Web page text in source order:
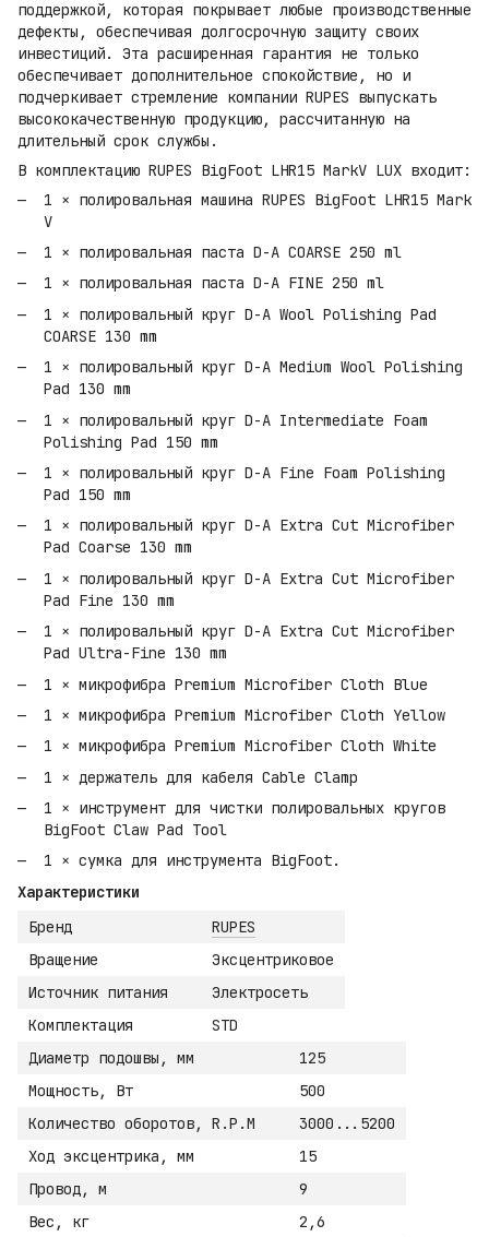
поддержкой, которая покрывает любые производственные
дефекты, обеспечивая долгосрочную защиту своих
инвестиций. Эта расширенная гарантия не только
обеспечивает дополнительное спокойствие, но и
подчеркивает стремление компании RUPES выпускать
высококачественную продукцию, рассчитанную на
длительный срок службы.
В комплектацию RUPES BigFoot LHR15 MarkV LUX входит:
1 × полировальная машина RUPES BigFoot LHR15 Mark
V
1 × полировальная паста D-A COARSE 250 ml
1 × полировальная паста D-A FINE 250 ml
1 × полировальный круг D-A Wool Polishing Pad
COARSE 130 mm
1 × полировальный круг D-A Medium Wool Polishing
Pad 130 mm
1 × полировальный круг D-A Intermediate Foam
Polishing Pad 150 mm
1 × полировальный круг D-A Fine Foam Polishing
Pad 150 mm
1 × полировальный круг D-A Extra Cut Microfiber
Pad Coarse 130 mm
1 × полировальный круг D-A Extra Cut Microfiber
Pad Fine 130 mm
1 × полировальный круг D-A Extra Cut Microfiber
Pad Ultra-Fine 130 mm
1 × микрофибра Premium Microfiber Cloth Blue
1 × микрофибра Premium Microfiber Cloth Yellow
1 × микрофибра Premium Microfiber Cloth White
1 × держатель для кабеля Cable Clamp
1 × инструмент для чистки полировальных кругов
BigFoot Claw Pad Tool
1 × сумка для инструмента BigFoot.
Характеристики
Бренд
RUPES
Вращение
Эксцентриковое
Источник питания
Электросеть
Комплектация
STD
Диаметр подошвы, мм
125
Мощность, Вт
500
Количество оборотов, R.P.M
3000...5200
Ход эксцентрика, мм
15
Провод, м
9
Вес, кг
2,6